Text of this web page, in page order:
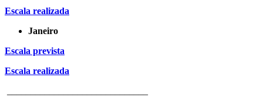
Escala realizada
Janeiro
Escala prevista
Escala realizada